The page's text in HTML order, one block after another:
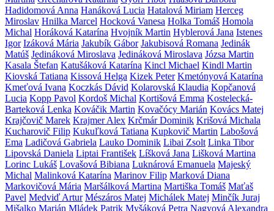
Hadidomová Anna Hanáková Lucia Hatalová Miriam Herceg
Miroslav Hnilka Marcel Hocková Vanesa Holka Tomáš Homola
Michal Horáková Katarína Hvojník Martin Hyblerová Jana Istenes
Igor Izáková Mária Jakubík Gábor Jakubisová Romana Jedinák
Matúš Jedináková Miroslava Jedináková Miroslava Józsa Martin
Kasala Štefan Katušáková Katarína Kincl Michael Kindl Martin
Kiovská Tatiana Kissová Helga Kizek Peter Kmetónyová Katarína
Kmeťová Ivana Koczkás Dávid Kolarovská Klaudia Kopčanová
Lucia Kopp Pavol Kordoš Michal Kortišová Emma Kostelecká-
Barteková Lenka Kováčik Martin Kovačócy Marián Kovács Matej
Krajčovič Marek Krajmer Alex Krčmár Dominik Krišová Michala
Kucharovič Filip Kukuľková Tatiana Kupkovič Martin Labošová
Ema Ladičová Gabriela Lauko Dominik Libai Zsolt Linka Tibor
Lipovská Daniela Liptai František Líšková Jana Lišková Martina
Lorinc Lukáš Lovašová Bibiana Luknárová Emanuela Majeský
Michal Malinková Katarína Marinov Filip Marková Diana
Markovičová Mária Maršálková Martina Martiška Tomáš Maťaš
Pavel Medviď Artur Mészáros Matej Michálek Matej Minčík Juraj
Mišalko Marián Mládek Patrik Myšáková Petra Nagyová Alexandra